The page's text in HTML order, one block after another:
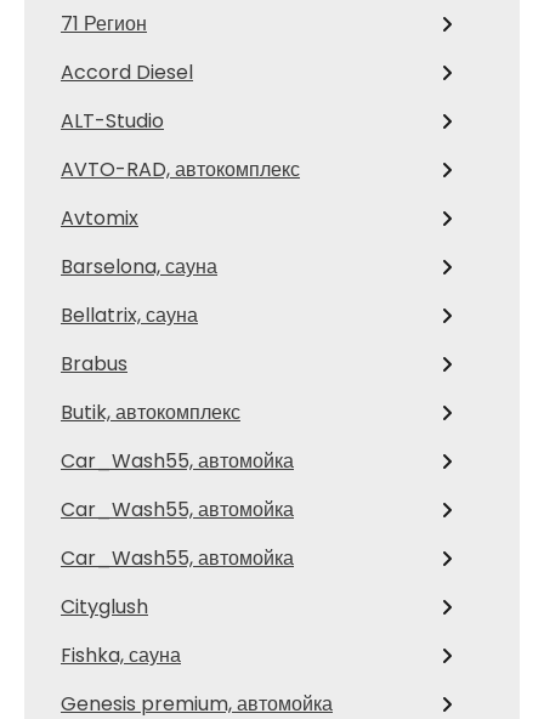
71 Регион
Accord Diesel
ALT-Studio
AVTO-RAD, автокомплекс
Avtomix
Barselona, сауна
Bellatrix, сауна
Brabus
Butik, автокомплекс
Car_Wash55, автомойка
Car_Wash55, автомойка
Car_Wash55, автомойка
Cityglush
Fishka, сауна
Genesis premium, автомойка